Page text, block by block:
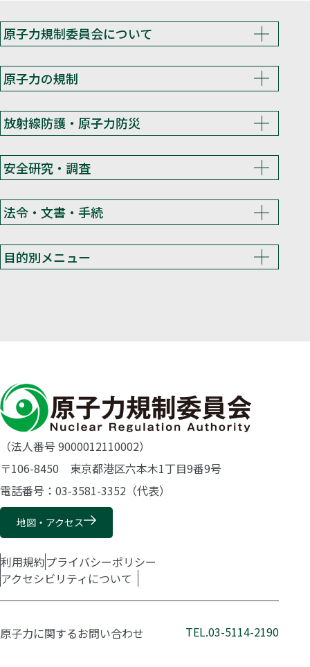
原子力規制委員会について
原子力の規制
放射線防護・原子力防災
安全研究・調査
法令・文書・手続
目的別メニュー
（法人番号 9000012110002）
〒106-8450 東京都港区六本木1丁目9番9号
電話番号：03-3581-3352（代表）
地図・アクセス
利用規約プライバシーポリシー
アクセシビリティについて
原子力に関するお問い合わせ TEL.03-5114-2190